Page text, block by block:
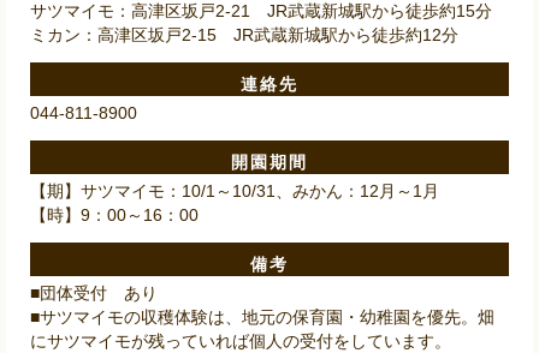
サツマイモ：高津区坂戸2-21 JR武蔵新城駅から徒歩約15分
ミカン：高津区坂戸2-15 JR武蔵新城駅から徒歩約12分
連絡先
044-811-8900
開園期間
【期】サツマイモ：10/1～10/31、みかん：12月～1月
【時】9：00～16：00
備考
■団体受付 あり
■サツマイモの収穫体験は、地元の保育園・幼稚園を優先。畑
にサツマイモが残っていれば個人の受付をしています。